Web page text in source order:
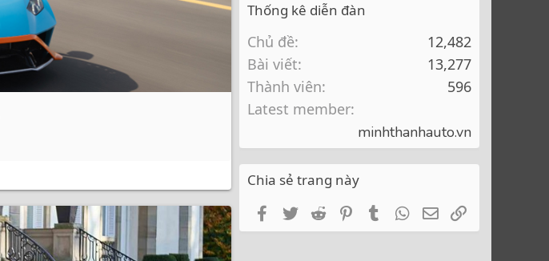
Thống kê diễn đàn
Chủ đề
12,482
Bài viết
13,277
Thành viên
596
Latest member
minhthanhauto.vn
Chia sẻ trang này
FacebookTwitterRedditPinterestTumblrWhatsApp
Email